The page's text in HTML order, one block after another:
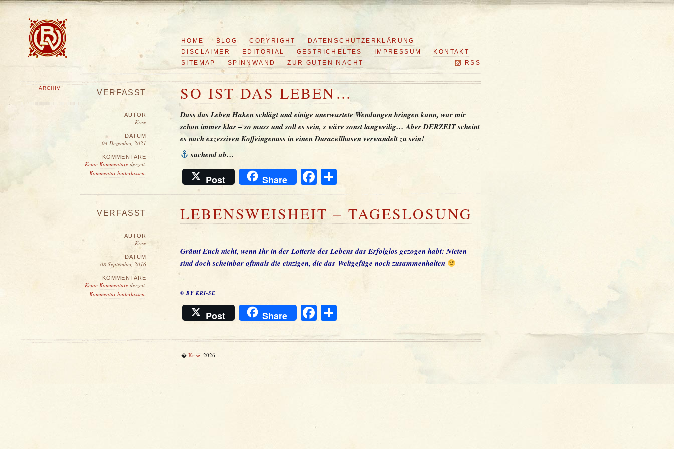
HOME BLOG COPYRIGHT
DATENSCHUTZERKLÄRUNG
DISCLAIMER
EDITORIAL GESTRICHELTES IMPRESSUM
KONTAKT
SITEMAP
SPINNWAND ZUR GUTEN NACHT RSS
ARCHIV
VERFASST
AUTOR
Krise
DATUM
04 Dezember, 2021
KOMMENTARE
Keine Kommentare derzeit.
Kommentar hinterlassen.
SO IST DAS LEBEN…
Dass das Leben Haken schlägt und einige unerwartete Wendungen bringen kann, war mir
schon immer klar – so muss und soll es sein, s wäre sonst langweilig… Aber DERZEIT scheint
es nach exzessiven Koffeingenuss in einen Duracellhasen verwandelt zu sein!
suchend ab…
Post Share Facebook
VERFASST
AUTOR
Krise
DATUM
08 September, 2016
KOMMENTARE
Keine Kommentare derzeit.
Kommentar hinterlassen
LEBENSWEISHEIT – TAGESLOSUNG
Grämt Euch nicht, wenn Ihr in der Lotterie des Lebens das Erfolglos gezogen habt: Nieten
sind doch scheinbar oftmals die einzigen, die das Weltgefüge noch zusammenhalten
© BY KRI-SE
Post Share Facebook
� Krise, 2026